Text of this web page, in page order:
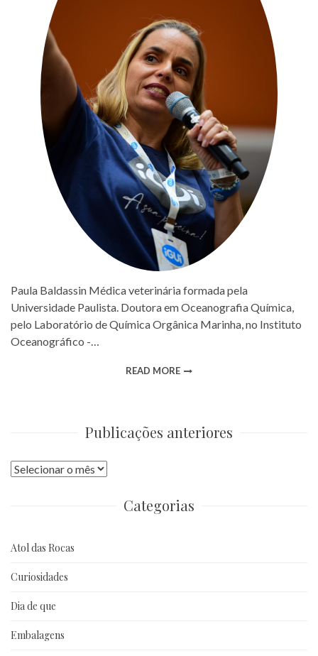
Paula Baldassin Médica veterinária formada pela
Universidade Paulista. Doutora em Oceanografia Química,
pelo Laboratório de Química Orgânica Marinha, no Instituto
Oceanográfico -…
READ MORE
Publicações anteriores
Publicações
Categorias
Atol das Rocas
Curiosidades
Dia de que
Embalagens